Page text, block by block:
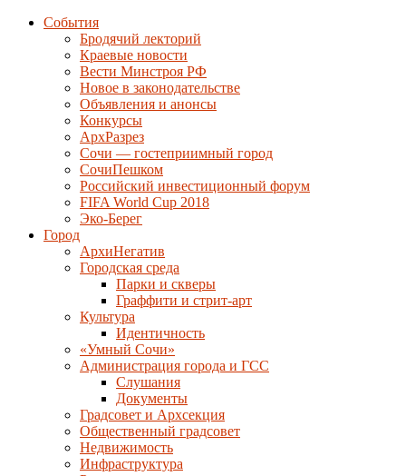
События
Бродячий лекторий
Краевые новости
Вести Минстроя РФ
Новое в законодательстве
Объявления и анонсы
Конкурсы
АрхРазрез
Сочи — гостеприимный город
СочиПешком
Российский инвестиционный форум
FIFA World Cup 2018
Эко-Берег
Город
АрхиНегатив
Городская среда
Парки и скверы
Граффити и стрит-арт
Культура
Идентичность
«Умный Сочи»
Администрация города и ГСС
Слушания
Документы
Градсовет и Архсекция
Общественный градсовет
Недвижимость
Инфраструктура